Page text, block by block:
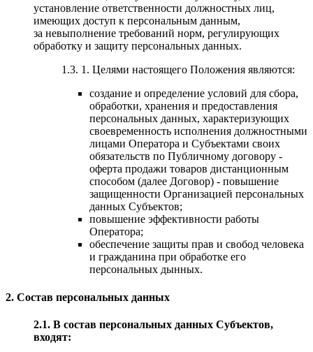
установление ответственности должностных лиц,
имеющих доступ к персональным данным,
за невыполнение требований норм, регулирующих
обработку и защиту персональных данных.
1.3. 1. Целями настоящего Положения являются:
создание и определение условий для сбора,
обработки, хранения и предоставления
персональных данных, характеризующих
своевременность исполнения должностными
лицами Оператора и Субъектами своих
обязательств по Публичному договору -
оферта продажи товаров дистанционным
способом (далее Договор) - повышение
защищенности Организацией персональных
данных Субъектов;
повышение эффективности работы
Оператора;
обеспечение защиты прав и свобод человека
и гражданина при обработке его
персональных дынных.
2. Состав персональных данных
2.1. В состав персональных данных Субъектов,
входят: